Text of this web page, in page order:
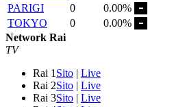
PARIGI
0
0.00%
TOKYO
0
0.00%
Network Rai
TV
Rai 1 Sito | Live
Rai 2Sito | Live
Rai 3Sito | Live